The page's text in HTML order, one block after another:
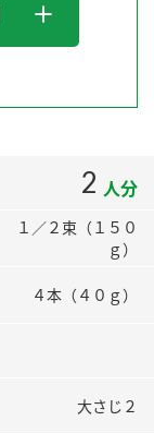
2 人分
１／２束（１５０
ｇ）
４本（４０ｇ）
大さじ２